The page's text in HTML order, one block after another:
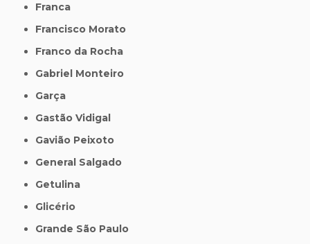
Franca
Francisco Morato
Franco da Rocha
Gabriel Monteiro
Garça
Gastão Vidigal
Gavião Peixoto
General Salgado
Getulina
Glicério
Grande São Paulo